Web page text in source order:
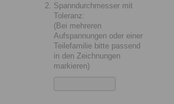
Spanndurchmesser mit
Toleranz:
(Bei mehreren
Aufspannungen oder einer
Teilefamilie bitte passend
in den Zeichnungen
markieren)